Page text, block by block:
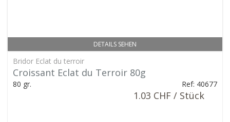
DETAILS SEHEN
Bridor Eclat du terroir
Croissant Eclat du Terroir 80g
80 gr. Ref: 40677
1.03 CHF / Stück